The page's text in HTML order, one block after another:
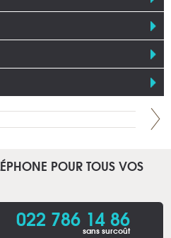
POUR TOUS VOS
022 786 14 86
sans surcoût